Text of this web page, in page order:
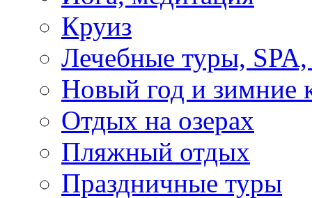
Круиз
Лечебные туры, SPA,
Новый год и зимние
Отдых на озерах
Пляжный отдых
Праздничные туры